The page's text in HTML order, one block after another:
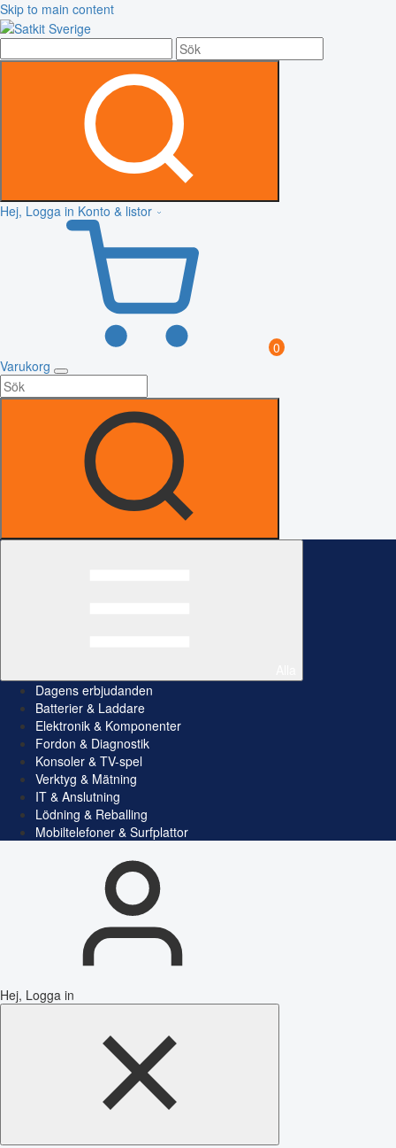
Skip to main content
Hej, Logga in Konto & listor
0
Varukorg
Dagens erbjudanden
Batterier & Laddare
Elektronik & Komponenter
Fordon & Diagnostik
Konsoler & TV-spel
Verktyg & Mätning
IT & Anslutning
Lödning & Reballing
Mobiltelefoner & Surfplattor
Hej, Logga in